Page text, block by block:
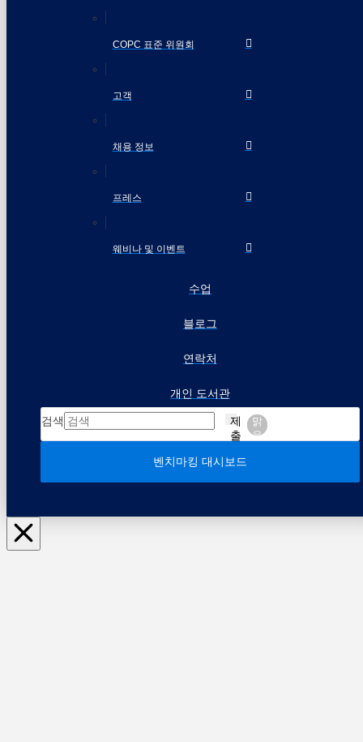
COPC 표준 위원회
고객
채용 정보
프레스
웨비나 및 이벤트
수업
블로그
연락처
개인 도서관
검색
제
출
맑
음
벤치마킹 대시보드